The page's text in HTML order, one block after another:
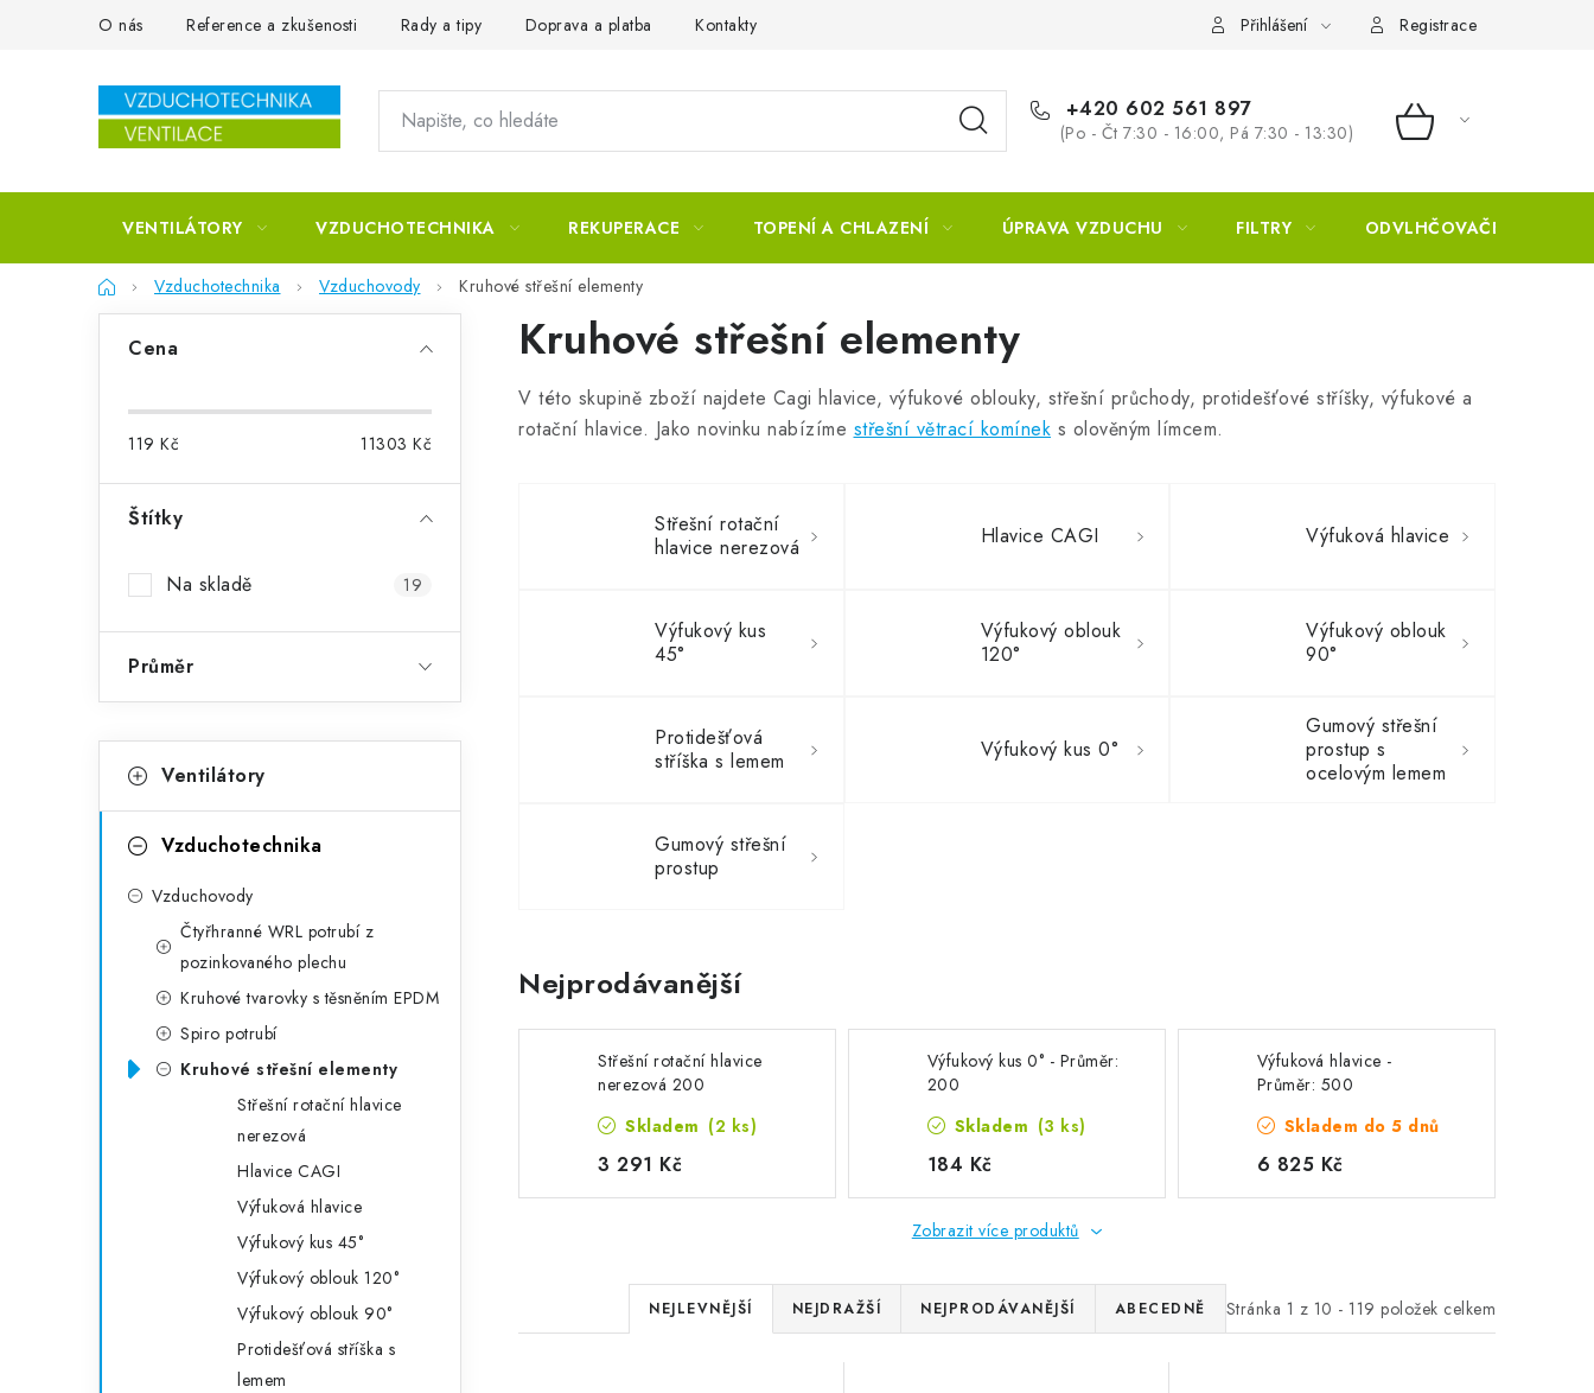
Přejít na obsahO nás Reference a zkušenosti Rady a tipy Doprava a platba Kontakty Přihlášení Registrace
+420 602 561 897
(Po - Čt 7:30 - 16:00, Pá 7:30 - 13:30) NÁKUPNÍ
VENTILÁTORY VZDUCHOTECHNIKA REKUPERACE TOPENÍ A CHLAZENÍ ÚPRAVA VZDUCHU FILTRY ODVLHČOVAČE
DomůVzduchotechnika Vzduchovody Kruhové střešní elementy
Postranní panel
Cena
119 Kč 11303 Kč
Štítky
Na skladě 19
Průměr
Kategorie
Ventilátory
Vzduchotechnika
Vzduchovody
Čtyřhranné WRL potrubí z
pozinkovaného plechu
Kruhové tvarovky s těsněním EPDM
Spiro potrubí
Kruhové střešní elementy
Střešní rotační hlavice
nerezová
Hlavice CAGI
Výfuková hlavice
Výfukový kus 45°
Výfukový oblouk 120°
Výfukový oblouk 90°
Protidešťová stříška s
lemem
Kruhové střešní elementy
V této skupině zboží najdete Cagi hlavice, výfukové oblouky, střešní průchody, protidešťové stříšky, výfukové a
rotační hlavice. Jako novinku nabízíme střešní větrací komínek s olověným límcem.
Střešní rotační
hlavice nerezová
Hlavice CAGI Výfuková hlavice
Výfukový kus
45°
Výfukový oblouk
120°
Výfukový oblouk
90°
Protidešťová
stříška s lemem
Výfukový kus 0°
Gumový střešní
prostup s
ocelovým lemem
Gumový střešní
prostup
Nejprodávanější
Střešní rotační hlavice
nerezová 200
Skladem (2 ks)
3 291 Kč
Výfukový kus 0° - Průměr:
200
Skladem (3 ks)
184 Kč
Výfuková hlavice -
Průměr: 500
Skladem do 5 dnů
6 825 Kč
Zobrazit více produktů
Stránka 1 z 10 - 119 položek celkem
Řazení produktů
NEJLEVNĚJŠÍ NEJDRAŽŠÍ NEJPRODÁVANĚJŠÍ ABECEDNĚ